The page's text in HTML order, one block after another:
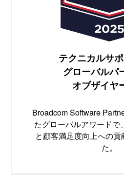
テクニカルサ
グローバルパ
オブザイヤ
Broadcom Software
たグローバルアワードで
と顧客満足度向上への
た。